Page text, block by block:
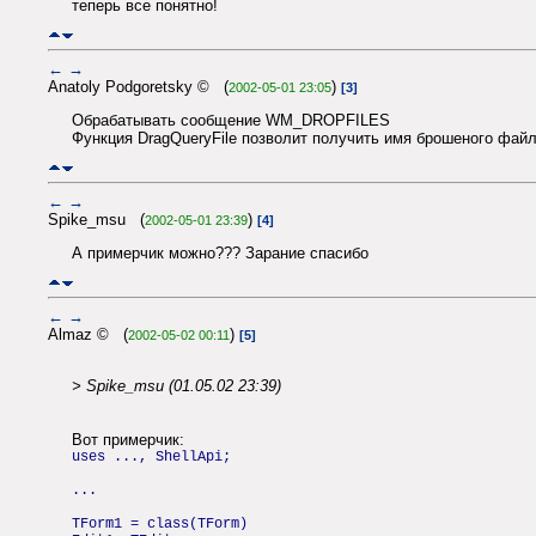
теперь все понятно!
← →
Anatoly Podgoretsky © (2002-05-01 23:05) [3]
Обрабатывать сообщение WM_DROPFILES
Функция DragQueryFile позволит получить имя брошеного
← →
Spike_msu (2002-05-01 23:39) [4]
А примерчик можно??? Зарание спасибо
← →
Almaz © (2002-05-02 00:11) [5]
> Spike_msu (01.05.02 23:39)
Вот примерчик:
uses ..., ShellApi;
...
TForm1 = class(TForm)